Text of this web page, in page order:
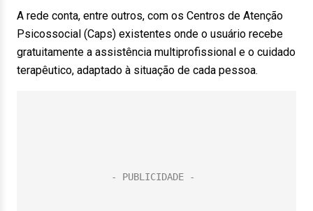
A rede conta, entre outros, com os Centros de Atenção
Psicossocial (Caps) existentes onde o usuário recebe
gratuitamente a assistência multiprofissional e o cuidado
terapêutico, adaptado à situação de cada pessoa.